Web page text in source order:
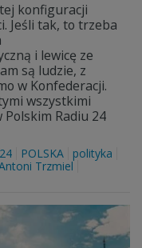
konfiguracji
Jeśli tak, to trzeba
i lewicę ze
są ludzie, z
w Konfederacji.
wszystkimi
Polskim Radiu 24
POLSKA
polityka
Trzmiel